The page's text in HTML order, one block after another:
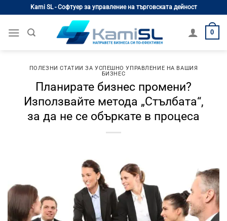
content
Kami SL - Софтуер за управление на търговската дейност
0
ПОЛЕЗНИ СТАТИИ ЗА УСПЕШНО УПРАВЛЕНИЕ НА ВАШИЯ
БИЗНЕС
Планирате бизнес промени?
Използвайте метода „Стълбата“,
за да не се объркате в процеса